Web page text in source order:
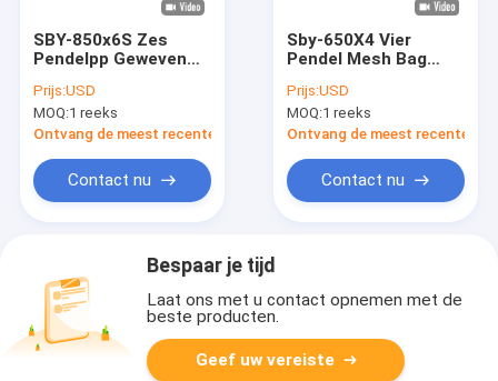
SBY-850x6S Zes
Pendelpp Geweven
maken
Cirkelweefgetouwmachine
Prijs:USD
MOQ:1 reeks
Ontvang de meest recente Prijs
Contact nu
Sby-650X4 Vier
Pendel Mesh Bag
Machine voor de
Verpakking van
Groenten
Prijs:USD
MOQ:1 reeks
Ontvang de meest recente
Contact nu
Bespaar je tijd
Laat ons met u contact opnemen met de
beste producten.
Geef uw vereiste